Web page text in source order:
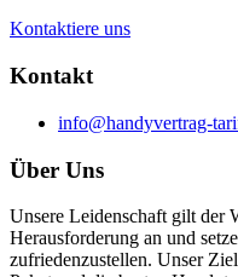
Kontaktiere uns
Kontakt
info@handyvertrag-
Über Uns
Unsere Leidenschaft gilt der
Herausforderung an und
zufriedenzustellen. Unser